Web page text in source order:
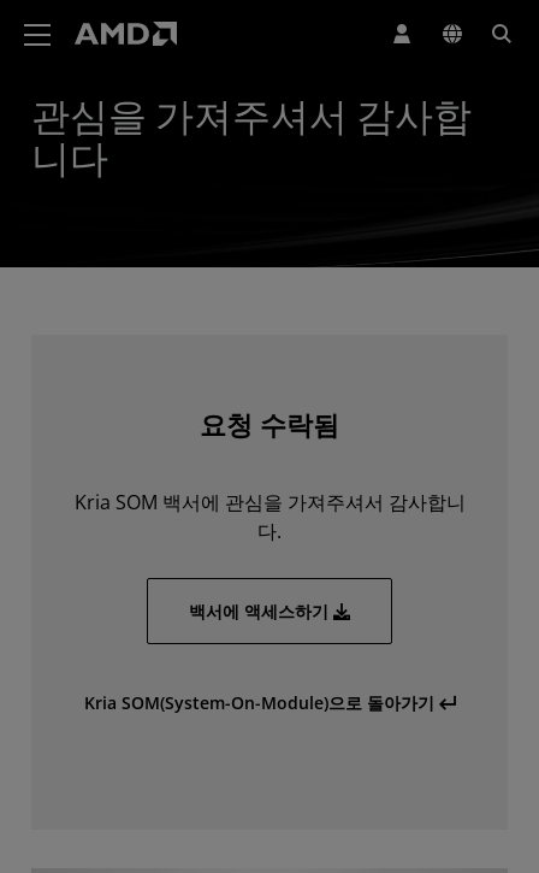
관심을 가져주셔서 감사합
니다
요청 수락됨
Kria SOM 백서에 관심을 가져주셔서 감사합니
다.
백서에 액세스하기
Kria SOM(System-On-Module)으로 돌아가기